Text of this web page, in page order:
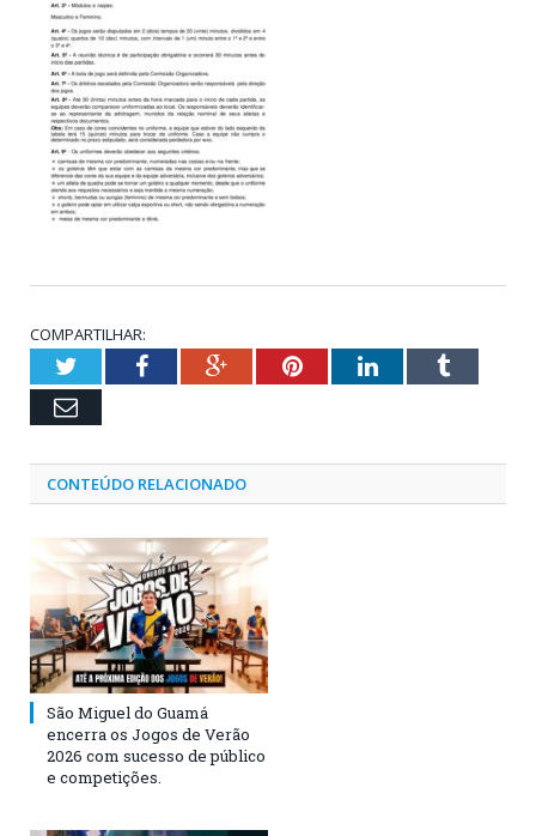
COMPARTILHAR:
TwitterFacebookGoogle+PinterestLinkedInTumblr
Email
CONTEÚDO RELACIONADO
São Miguel do Guamá
encerra os Jogos de Verão
2026 com sucesso de público
e competições.